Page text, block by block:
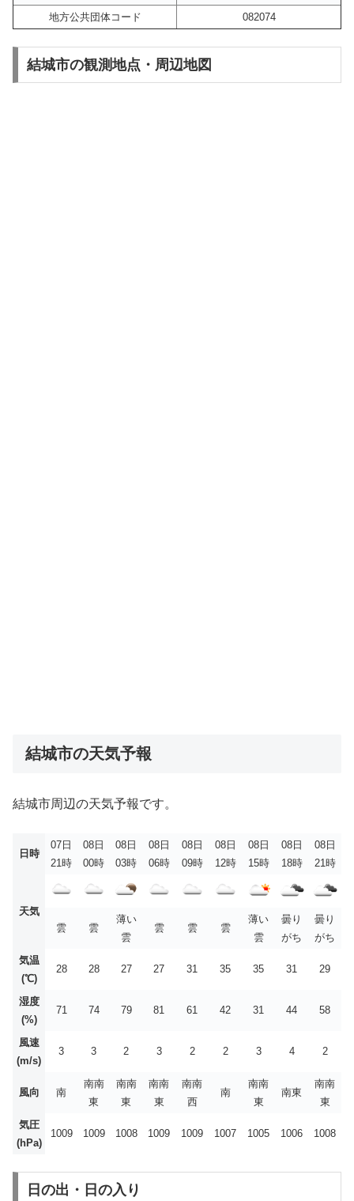
地方公共団体コード
082074
結城市の観測地点・周辺地図
結城市の天気予報
結城市周辺の天気予報です。
日時
07日
21時
08日
00時
08日
03時
08日
06時
08日
09時
08日
12時
08日
15時
08日
18時
08日
21時
天気
雲
雲
薄い
雲
雲 雲 雲
薄い
雲
曇り
がち
曇り
がち
気温
(℃)
28 28 27 27 31 35 35 31 29
湿度
(%)
71 74 79 81 61 42 31 44 58
風速
(m/s)
3 3 2 3 2 2 3 4 2
風向 南
南南
東
南南
東
南南
東
南南
西
南
南南
東
南東
南南
東
気圧
(hPa)
1009 1009 1008 1009 1009 1007 1005 1006 1008
日の出・日の入り